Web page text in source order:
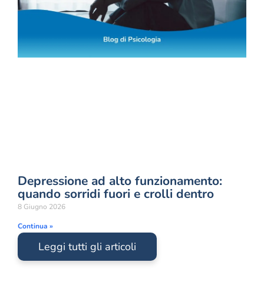
Depressione ad alto funzionamento:
quando sorridi fuori e crolli dentro
8 Giugno 2026
Continua »
Leggi tutti gli articoli